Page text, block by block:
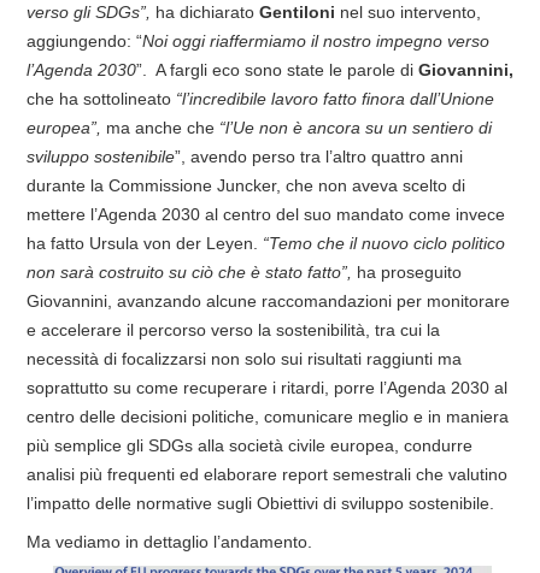
verso gli SDGs”, ha dichiarato Gentiloni nel suo intervento,
aggiungendo: “Noi oggi riaffermiamo il nostro impegno verso
l’Agenda 2030”. A fargli eco sono state le parole di Giovannini,
che ha sottolineato “l’incredibile lavoro fatto finora dall’Unione
europea”, ma anche che “l’Ue non è ancora su un sentiero di
sviluppo sostenibile”, avendo perso tra l’altro quattro anni
durante la Commissione Juncker, che non aveva scelto di
mettere l’Agenda 2030 al centro del suo mandato come invece
ha fatto Ursula von der Leyen. “Temo che il nuovo ciclo politico
non sarà costruito su ciò che è stato fatto”, ha proseguito
Giovannini, avanzando alcune raccomandazioni per monitorare
e accelerare il percorso verso la sostenibilità, tra cui la
necessità di focalizzarsi non solo sui risultati raggiunti ma
soprattutto su come recuperare i ritardi, porre l’Agenda 2030 al
centro delle decisioni politiche, comunicare meglio e in maniera
più semplice gli SDGs alla società civile europea, condurre
analisi più frequenti ed elaborare report semestrali che valutino
l’impatto delle normative sugli Obiettivi di sviluppo sostenibile.
Ma vediamo in dettaglio l’andamento.